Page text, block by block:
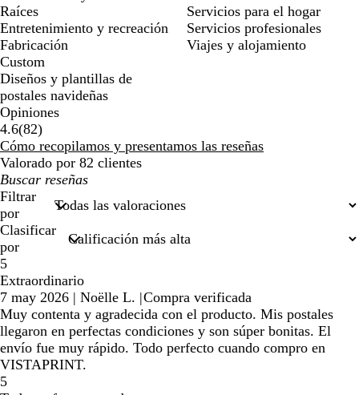
Raíces
Entretenimiento y recreación
Fabricación
Servicios para el hogar
Servicios profesionales
Viajes y alojamiento
Custom
Diseños y plantillas de
postales navideñas
Opiniones
4.6(8282
reseñas
)
Cómo recopilamos y presentamos las reseñas
Valorado por 82 clientes
Mis
búsquedas
Filtrar
por
Clasificar
por
5
Extraordinario
7 may 2026 | Noëlle L. |Compra verificada
Muy contenta y agradecida con el producto. Mis postales
llegaron en perfectas condiciones y son súper bonitas. El
envío fue muy rápido. Todo perfecto cuando compro en
VISTAPRINT.
5